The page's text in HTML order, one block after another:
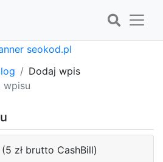
Dodaj wpis
wpisu
zł brutto CashBill)